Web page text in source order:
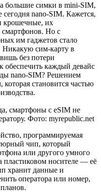
большие симки в mini-SIM,
nano-SIM. Кажется,
крошечные, их
Но с
им гаджетов стало
сим-карту в
без потери
обеспечить каждый девайс
nano-SIM? Решением
становится частью
смартфоны с eSIM не
Фото: myrepublic.net
программируемая
чип, который
или другого умного
пластиковом носителе — её
хранит данные и
оператора или номер,